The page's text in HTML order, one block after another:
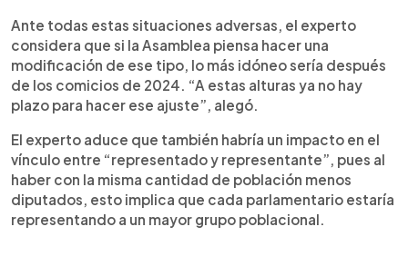
Ante todas estas situaciones adversas, el experto
considera que si la Asamblea piensa hacer una
modificación de ese tipo, lo más idóneo sería después
de los comicios de 2024. “A estas alturas ya no hay
plazo para hacer ese ajuste”, alegó.
El experto aduce que también habría un impacto en el
vínculo entre “representado y representante”, pues al
haber con la misma cantidad de población menos
diputados, esto implica que cada parlamentario estaría
representando a un mayor grupo poblacional.